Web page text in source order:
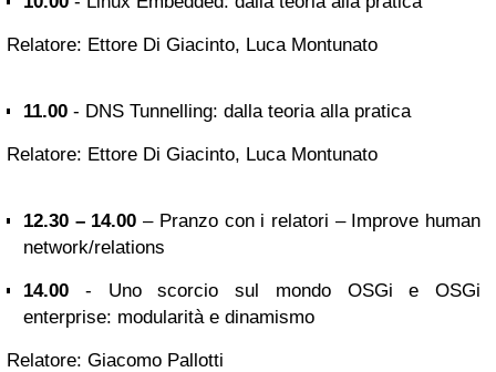
Relatore: Ettore Di Giacinto, Luca Montunato
11.00 - DNS Tunnelling: dalla teoria alla pratica
Relatore: Ettore Di Giacinto, Luca Montunato
12.30 – 14.00 – Pranzo con i relatori – Improve human
network/relations
14.00 - Uno scorcio sul mondo OSGi e OSGi
enterprise: modularità e dinamismo
Relatore: Giacomo Pallotti